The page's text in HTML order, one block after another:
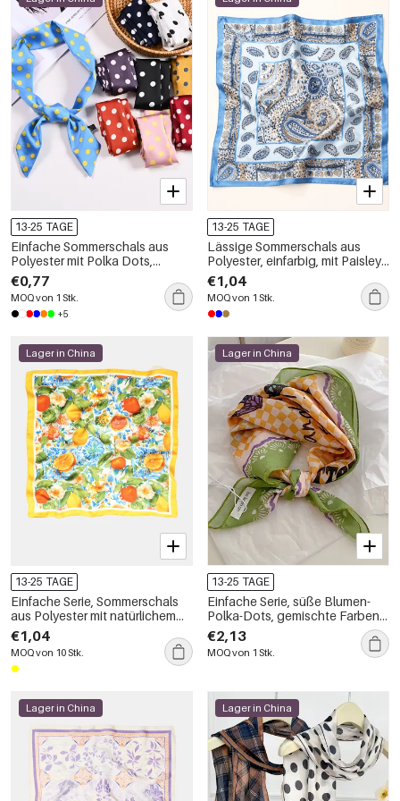
13-25 TAGE
Einfache Sommerschals aus
Polyester mit Polka Dots,
gemischten Farben und
geometrischen Formen
€0,77
MOQ von 1 Stk.
+5
13-25 TAGE
Lässige Sommerschals aus
Polyester, einfarbig, mit Paisley-
Muster, aus der Simple Series
€1,04
MOQ von 1 Stk.
Lager in China
13-25 TAGE
Einfache Serie, Sommerschals
aus Polyester mit natürlichem
Fruchtblattmuster
€1,04
MOQ von 10 Stk.
Lager in China
13-25 TAGE
Einfache Serie, süße Blumen-
Polka-Dots, gemischte Farben,
Polyester-Sommerschals
€2,13
MOQ von 1 Stk.
Lager in China Lager in China